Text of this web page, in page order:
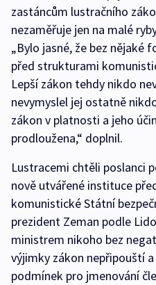
zastáncům lustračního
nezaměřuje jen na malé
„Bylo jasné, že bez nějaké
před strukturami
Lepší zákon tehdy nikdo
nevymyslel jej ostatně
zákon v platnosti a jeho
prodloužena,“ doplnil.
Lustracemi chtěli poslanci
nově utvářené instituce
komunistické Státní
prezident Zeman podle
ministrem nikoho bez
výjimky zákon nepřipouští
podmínek pro jmenování